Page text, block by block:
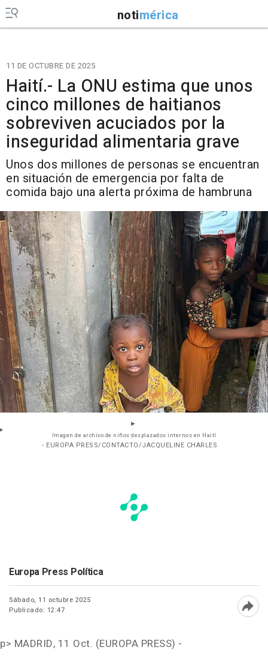
notimérica
11 DE OCTUBRE DE 2025
Haití.- La ONU estima que unos
cinco millones de haitianos
sobreviven acuciados por la
inseguridad alimentaria grave
Unos dos millones de personas se encuentran
en situación de emergencia por falta de
comida bajo una alerta próxima de hambruna
Imagen de archivo de niños desplazados internos en Haití
- EUROPA PRESS/CONTACTO/JACQUELINE CHARLES
Europa Press Política
Sábado, 11 octubre 2025
Publicado: 12:47
p> MADRID, 11 Oct. (EUROPA PRESS) -